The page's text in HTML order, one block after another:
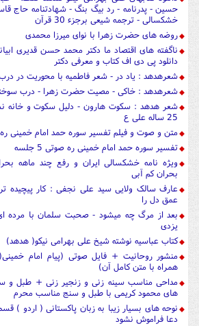
حسین - پدرنامه - رد بیگ بنگ - شهادتنامه حاج
خشکسالی - ترجمه شیعی برجزء 30 قرآن
روضه های حضرت زهرا با نوای میرزا محمدی
ناگفته های اقتصاد ما دکتر محمد حسن قدیری
دانلود پی دی اف کتاب و معرفی دکتر
شعرهدهد : یاد در - شعر فاطمیه با محوریت در
شعرهدهد : خاکی - مصیت حضرت زهرا - درب
شعر هدهد : سکوت هارون - دلیل سکوت و خانه
25 ساله علی ع
متن و صوت و فیلم تفسیر سوره حمد امام خمینی ره در 5
تفسیر سوره حمد امام خمینی ره صوتی 5 جلسه
ویژه نامه خشکسالی ایران و رفع چند ماهه
بحران کم آبی
عارف سالک ولایی سید علی نجفی : کار پیچیده تر
عمق دل را
بعد از مرگ چه میشود - صحبت سلمان با مرده
یزدی
کتاب عباسیه نوشته شیخ علی بهرامی نیکو( هدهد)
منشور روحانیت + فایل صوتی (پیام امام
همراه با متن کامل آن)
مداحی مناسب سینه زنی و زنجیر زنی + طبل و
های محمود کریمی با طبل و سنج مناسب محرم
نوحه های بسیار زیبا به زبان پاکستانی ( اردو )
دعا فراموش نشود